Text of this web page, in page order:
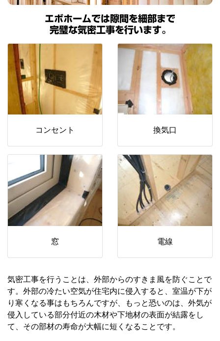
エボホームでは隙間を細部まで
完璧な気密工事を行います。
コンセント 換気口
窓 電線
気密工事を行うことは、外部からのすきま風を防ぐことで
す。外部の冷たい空気が住宅内に侵入すると、室温が下が
り寒くなる事はもちろんですが、もっと恐いのは、外気が
侵入している部分付近の木材や下地材の表面が結露をし
て、その部材の寿命が大幅に短くなることです。